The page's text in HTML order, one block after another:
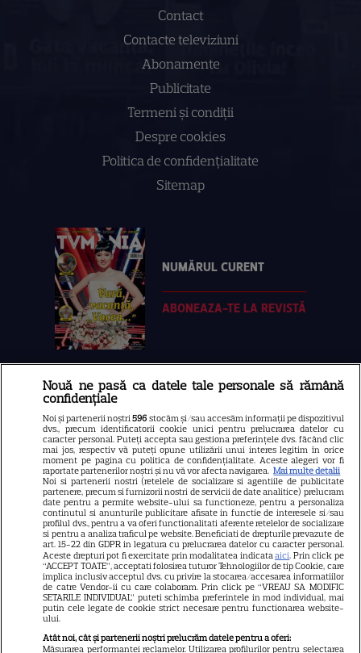
Contact
Contacte televiziuni
Abonamente
Publicitate
Termeni și condiții
Despre cookies
Politica de confidenţialitate
Sitemap
NUMĂRUL CURENT
ABONEAZA-TE LA REVISTĂ
Libertatea
Libertatea pentru femei
GSP
Știri mondene
Avantaje
Elle
Unica
Retete practice
URMĂREȘTE-NE PE
Nouă ne pasă ca datele tale personale să rămână
confidențiale
Noi și partenerii noștri596 stocăm și/sau accesăm informații pe dispozitivul
dvs., precum identificatorii cookie unici pentru prelucrarea datelor cu
caracter personal. Puteți accepta sau gestiona preferințele dvs. făcând clic
mai jos, respectiv vă puteți opune utilizării unui interes legitim în orice
moment pe pagina cu politica de confidențialitate. Aceste alegeri vor fi
raportate partenerilor noștri și nu vă vor afecta navigarea. Mai multe detalii
Noi si partenerii nostri (retelele de socializare si agentiile de publicitate
partenere, precum si furnizorii nostri de servicii de date analitice) prelucram
date pentru a permite website-ului sa functioneze, pentru a personaliza
continutul si anunturile publicitare afisate in functie de interesele si/sau
profilul dvs., pentru a va oferi functionalitati aferente retelelor de socializare
si pentru a analiza traficul pe website. Beneficiati de drepturile prevazute de
art. 15-22 din GDPR in legatura cu prelucrarea datelor cu caracter personal.
Aceste drepturi pot fi exercitate prin modalitatea indicataaici. Prin click pe
“ACCEPT TOATE”, acceptati folosirea tuturor Tehnologiilor de tip Cookie, care
implica inclusiv acceptul dvs. cu privire la stocarea/accesarea informatiilor
de catre Vendor-ii cu care colaboram. Prin click pe “VREAU SA MODIFIC
SETARILE INDIVIDUAL” puteti schimba preferintele in mod individual, mai
putin cele legate de cookie strict necesare pentru functionarea website-
ului.
Atât noi, cât și partenerii noștri prelucrăm datele pentru a oferi:
Măsurarea performanței reclamelor. Utilizarea profilurilor pentru selectarea